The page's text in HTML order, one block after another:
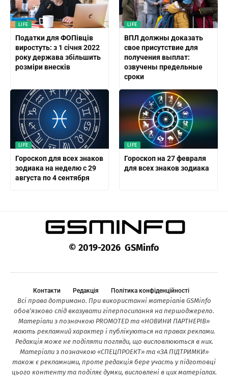
LIFE
Податки для ФОПівців
виростуть: з 1 січня 2022
року держава збільшить
розміри внесків
LIFE
ВПЛ должны доказать
свое присутствие для
получения выплат:
озвучены предельные
сроки
LIFE
Гороскоп для всех знаков
зодиака на неделю с 29
августа по 4 сентября
LIFE
Гороскоп на 27 февраля
для всех знаков зодиака
© 2019-2026 GSMinfo
Контакти Редакція Політика конфіденційності
Всі права дотримано. При використанні матеріалів GSMinfo
обов’язково слід вказувати гіперпосилання на першоджерело.
Матеріали з позначкою PROMOTED та «НОВИНИ ПАРТНЕРІВ»
мають рекламний характер і публікуються на правах реклами.
Редакція може не поділяти погляди, що висловлюються в них.
Матеріали з позначкою «СПЕЦПРОЕКТ» та «ЗА ПІДТРИМКИ»
також є рекламними, проте редакція бере участь у підготовці
цього контенту та поділяє думки, висловлені в цих матеріалах.